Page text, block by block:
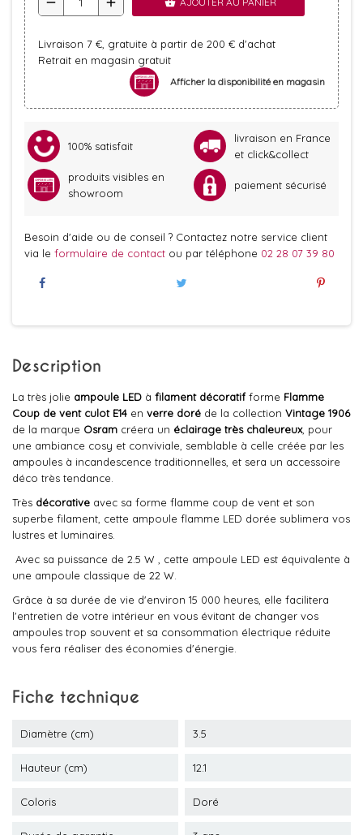
Livraison 7 €, gratuite à partir de 200 € d'achat
Retrait en magasin gratuit
Afficher la disponibilité en magasin
100% satisfait
livraison en France
et click&collect
produits visibles en
showroom
paiement sécurisé
Besoin d'aide ou de conseil ? Contactez notre service client
via le formulaire de contact ou par téléphone 02 28 07 39 80
Description
La très jolie ampoule LED à filament décoratifforme Flamme
Coup de vent culot E14 en verre doré de la collection Vintage 1906
de la marque Osram créera un éclairage très chaleureux, pour
une ambiance cosy et conviviale, semblable à celle créée par les
ampoules à incandescence traditionnelles, et sera un accessoire
déco très tendance.
Très décorative avec sa forme flamme coup de vent et son
superbe filament, cette ampoule flamme LED dorée sublimera vos
lustres et luminaires.
Avec sa puissance de 2.5 W , cette ampoule LED est équivalente à
une ampoule classique de 22 W.
Grâce à sa durée de vie d'environ 15 000 heures, elle facilitera
l'entretien de votre intérieur en vous évitant de changer vos
ampoules trop souvent et sa consommation électrique réduite
vous fera réaliser des économies d'énergie.
Fiche technique
Diamètre (cm) 3.5
Hauteur (cm) 12.1
Coloris Doré